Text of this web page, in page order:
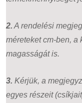
2. A rendelési
méreteket cm-ben, a
magasságát is.
3. Kérjük, a
egyes részeit